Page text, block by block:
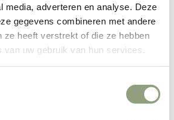
media, adverteren en analyse. Deze
gegevens combineren met andere
ze heeft verstrekt of die ze hebben
uw gebruik van hun services.
rend chaque couteau unique. Le
Forged Intense est en acier
différence avec la série Brute est que
entre la lame et le manche). Le
ce qui permet aux couteaux de